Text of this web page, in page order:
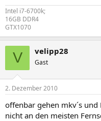
Intel i7-6700k;
16GB DDR4
GTX1070
V velipp28
Gast
2. Dezember 2010
offenbar gehen mkv´s
nicht an den meisten